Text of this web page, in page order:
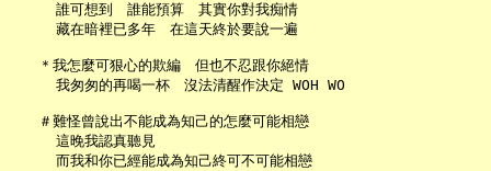
     誰可想到　誰能預算　其實你對我痴情
     藏在暗裡已多年　在這天終於要說一遍
   ＊我怎麼可狠心的欺編　但也不忍跟你絕情
     我匆匆的再喝一杯　沒法清醒作決定 WOH WO
   ＃難怪曾說出不能成為知己的怎麼可能相戀
     這晚我認真聽見
     而我和你已經能成為知己終可不可能相戀